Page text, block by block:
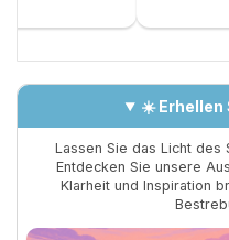
☀️ Erhellen
Lassen Sie das Licht des
Entdecken Sie unsere
Klarheit und Inspiration